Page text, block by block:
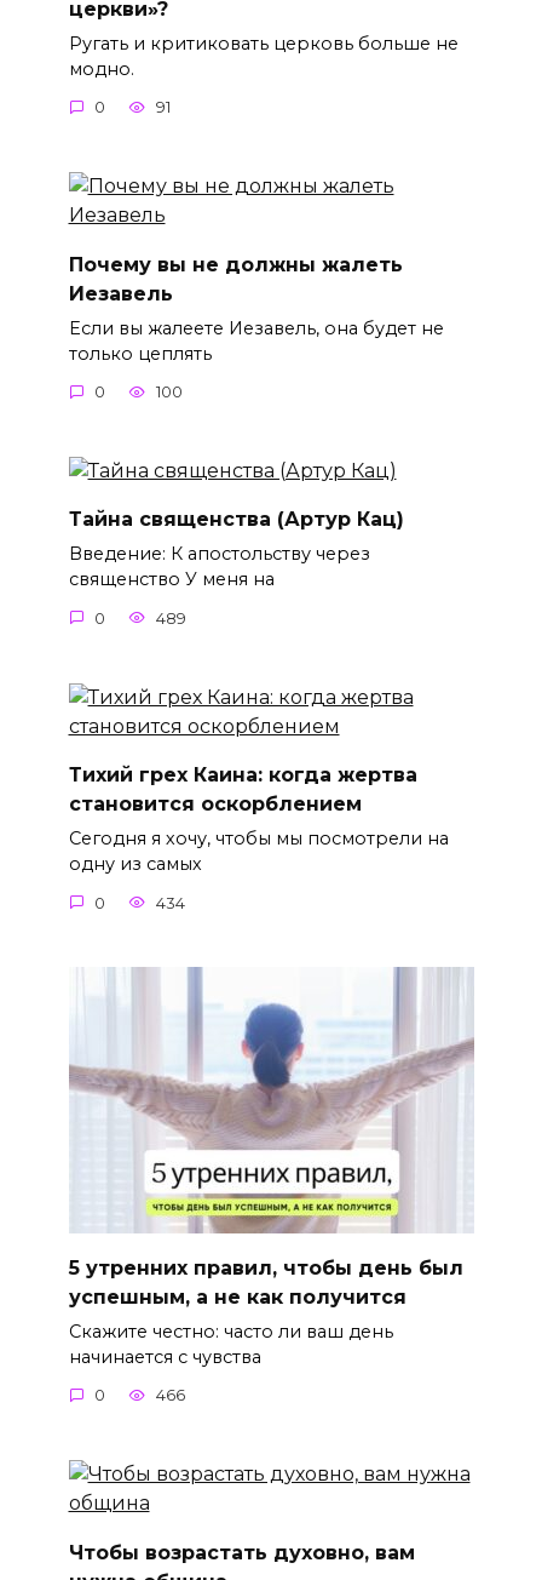
церкви»?
Ругать и критиковать церковь больше не
модно.
0 91
Почему вы не должны жалеть
Иезавель
Если вы жалеете Иезавель, она будет не
только цеплять
0 100
Тайна священства (Артур Кац)
Введение: К апостольству через
священство У меня на
0 489
Тихий грех Каина: когда жертва
становится оскорблением
Сегодня я хочу, чтобы мы посмотрели на
одну из самых
0 434
5 утренних правил, чтобы день был
успешным, а не как получится
Скажите честно: часто ли ваш день
начинается с чувства
0 466
Чтобы возрастать духовно, вам